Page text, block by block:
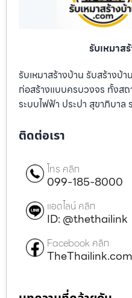
รับเหมาส
รับเหมาสร้างบ้าน รับสร้างบ้
ก่อสร้างแบบครบวงจร ทั้งส
ระบบไฟฟ้า ประปา สุขาภิบาล
ติดต่อเรา
โทร คลิก
099-185-8000
แอดไลน์ คลิก
ID: @thethailink
Facebook คลิก
TheThailink.com